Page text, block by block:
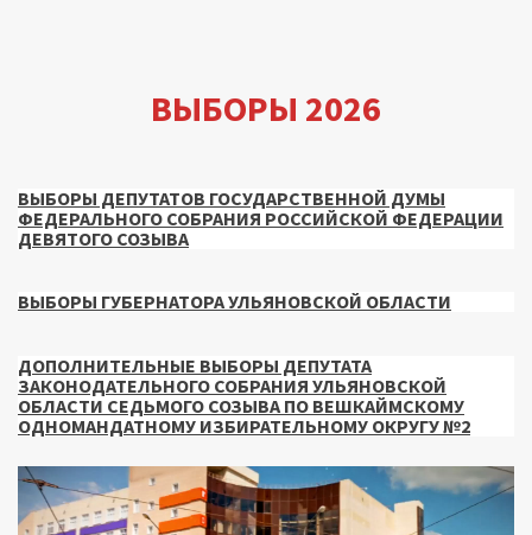
ВЫБОРЫ 2026
ВЫБОРЫ ДЕПУТАТОВ ГОСУДАРСТВЕННОЙ ДУМЫ
ФЕДЕРАЛЬНОГО СОБРАНИЯ РОССИЙСКОЙ ФЕДЕРАЦИИ
ДЕВЯТОГО СОЗЫВА
ВЫБОРЫ ГУБЕРНАТОРА УЛЬЯНОВСКОЙ ОБЛАСТИ
ДОПОЛНИТЕЛЬНЫЕ ВЫБОРЫ ДЕПУТАТА
ЗАКОНОДАТЕЛЬНОГО СОБРАНИЯ УЛЬЯНОВСКОЙ
ОБЛАСТИ СЕДЬМОГО СОЗЫВА ПО ВЕШКАЙМСКОМУ
ОДНОМАНДАТНОМУ ИЗБИРАТЕЛЬНОМУ ОКРУГУ №2